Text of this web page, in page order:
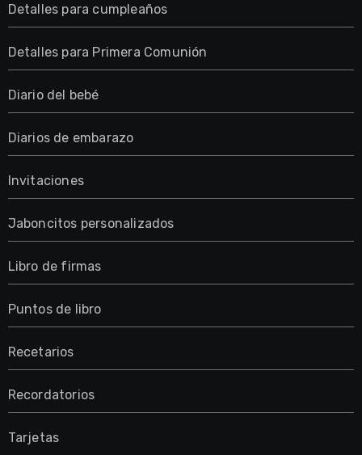
Detalles para cumpleaños
Detalles para Primera Comunión
Diario del bebé
Diarios de embarazo
Invitaciones
Jaboncitos personalizados
Libro de firmas
Puntos de libro
Recetarios
Recordatorios
Tarjetas